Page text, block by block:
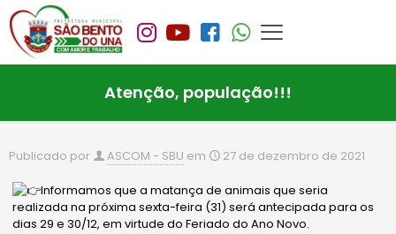
Atenção, população!!!
Publicado por ASCOM - SBU em 27 de dezembro de 2021
Informamos que a matança de animais que seria
realizada na próxima sexta-feira (31) será antecipada para os
dias 29 e 30/12, em virtude do Feriado do Ano Novo.